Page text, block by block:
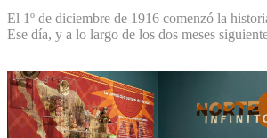
El 1º de diciembre de 1916 comenzó la
Ese día, y a lo largo de los dos meses